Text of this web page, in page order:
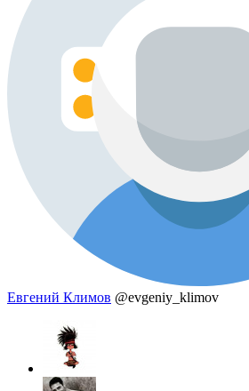
Евгений Климов @evgeniy_klimov